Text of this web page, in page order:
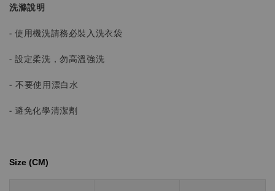
洗滌說明
- 使用機洗請務必裝入洗衣袋
- 設定柔洗，勿高溫強洗
-不要使用漂白水
- 避免化學清潔劑
Size (CM)⁡⁡